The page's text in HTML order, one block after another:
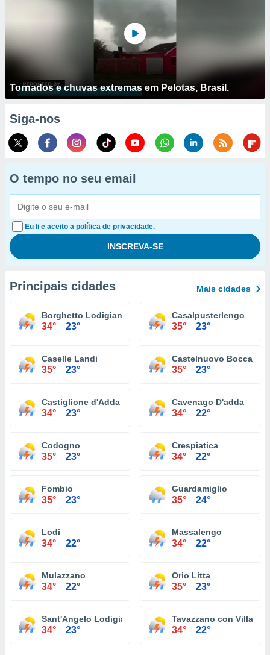
Tornados e chuvas extremas em Pelotas, Brasil.
Siga-nos
O tempo no seu email
Eu li e aceito a política de privacidade.
Principais cidades Mais cidades
Borghetto Lodigiano
34° 23°
Casalpusterlengo
35° 23°
Caselle Landi
35° 23°
Castelnuovo Bocca
35° 23°
Castiglione d'Adda
34° 23°
Cavenago D'adda
34° 22°
Codogno
35° 23°
Crespiatica
34° 22°
Fombio
35° 23°
Guardamiglio
35° 24°
Lodi
34° 22°
Massalengo
34° 22°
Mulazzano
34° 22°
Orio Litta
35° 23°
Sant'Angelo Lodigiano
34° 23°
Tavazzano con
34° 22°